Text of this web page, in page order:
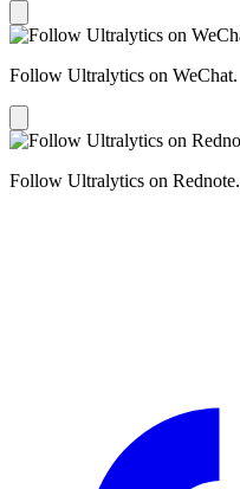
Follow Ultralytics on WeChat.
Follow Ultralytics on Rednote.